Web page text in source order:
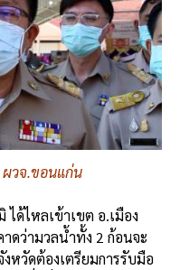
วจ.ขอนแก่น
ด้ไหลเข้าเขต อ.เมือง
ดว่ามวลน้ำทั้ง 2 ก้อนจะ
หวัดต้องเตรียมการรับมือ